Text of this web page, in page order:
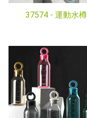
37574 - 運動水樽